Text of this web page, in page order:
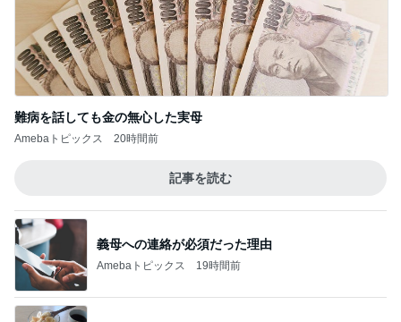
難病を話しても金の無心した実母
Amebaトピックス 20時間前
記事を読む
義母への連絡が必須だった理由
Amebaトピックス 19時間前